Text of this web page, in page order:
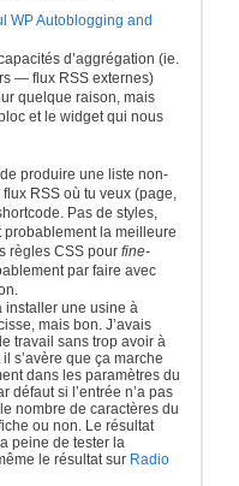
WP Autoblogging and
d’aggrégation (ie.
— flux RSS externes)
quelque raison, mais
et le widget qui nous
produire une liste non-
RSS où tu veux (page,
Pas de styles,
probablement la meilleure
règles CSS pour fine-
par faire avec
installer une usine à
mais bon. J’avais
travail sans trop avoir à
s’avère que ça marche
dans les paramètres du
défaut si l’entrée n’a pas
nombre de caractères du
ou non. Le résultat
peine de tester la
le résultat sur Radio